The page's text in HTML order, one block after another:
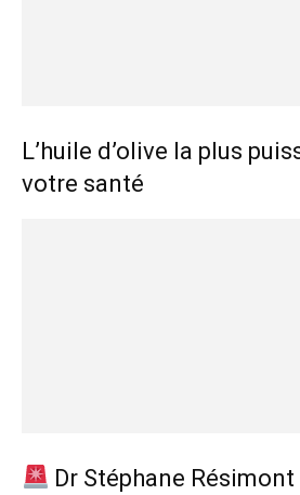
L’huile d’olive la plus
votre santé
Dr Stéphane